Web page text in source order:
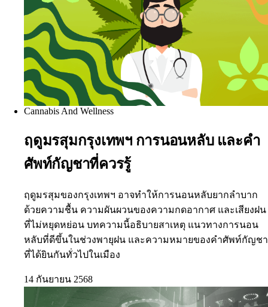
Cannabis And Wellness
ฤดูมรสุมกรุงเทพฯ การนอนหลับ และคำ
ศัพท์กัญชาที่ควรรู้
ฤดูมรสุมของกรุงเทพฯ อาจทำให้การนอนหลับยากลำบาก
ด้วยความชื้น ความผันผวนของความกดอากาศ และเสียงฝน
ที่ไม่หยุดหย่อน บทความนี้อธิบายสาเหตุ แนวทางการนอน
หลับที่ดีขึ้นในช่วงพายุฝน และความหมายของคำศัพท์กัญชา
ที่ได้ยินกันทั่วไปในเมือง
14 กันยายน 2568